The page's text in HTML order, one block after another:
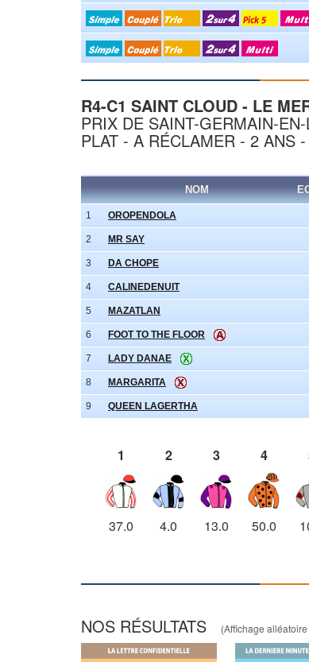
R4-C1 SAINT CLOUD - LE
PRIX DE SAINT-GERMAIN-EN-
PLAT - A RÉCLAMER - 2 ANS
NOM
1 OROPENDOLA
2 MR SAY
3 DA CHOPE
4 CALINEDENUIT
5 MAZATLAN
6 FOOT TO THE FLOOR
7 LADY DANAE
8 MARGARITA
9 QUEEN LAGERTHA
1 2 3 4
37.0 4.0 13.0 50.0
NOS RÉSULTATS (Affichage alléatoire